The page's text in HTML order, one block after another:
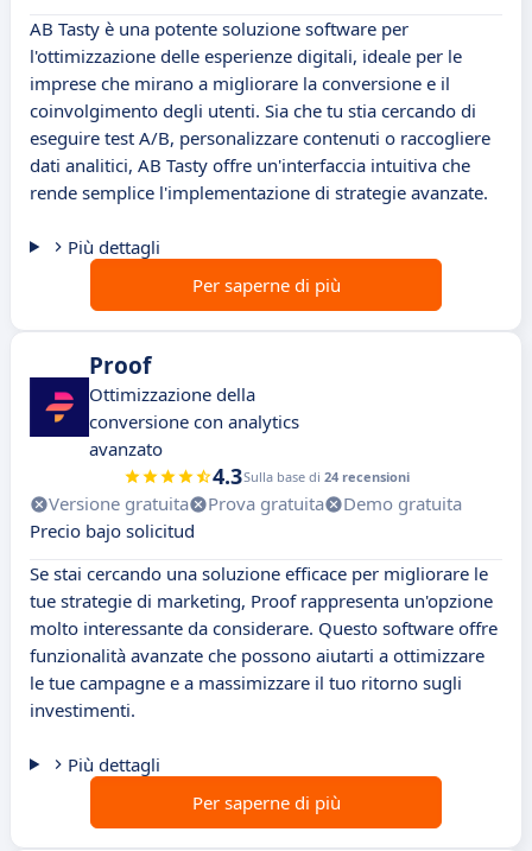
AB Tasty è una potente soluzione software per
l'ottimizzazione delle esperienze digitali, ideale per le
imprese che mirano a migliorare la conversione e il
coinvolgimento degli utenti. Sia che tu stia cercando di
eseguire test A/B, personalizzare contenuti o raccogliere
dati analitici, AB Tasty offre un'interfaccia intuitiva che
rende semplice l'implementazione di strategie avanzate.
Più dettagli
Per saperne di più
Proof
Ottimizzazione della
conversione con analytics
avanzato
4.3Sulla base di 24 recensioni
Versione gratuita Prova gratuita
Demo gratuita
Precio bajo solicitud
Se stai cercando una soluzione efficace per migliorare le
tue strategie di marketing, Proof rappresenta un'opzione
molto interessante da considerare. Questo software offre
funzionalità avanzate che possono aiutarti a ottimizzare
le tue campagne e a massimizzare il tuo ritorno sugli
investimenti.
Più dettagli
Per saperne di più